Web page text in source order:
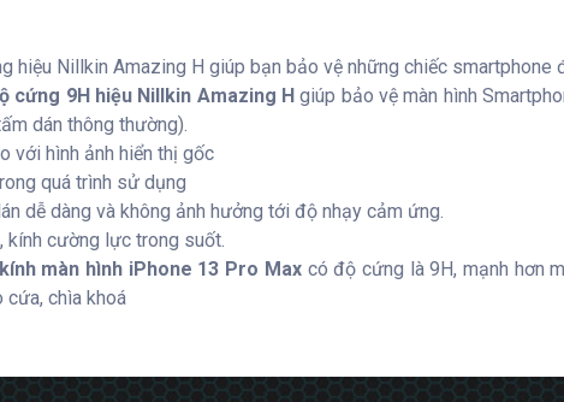
hiệu Nillkin Amazing H giúp bạn bảo vệ những chiếc smartphone
cứng 9H hiệu Nillkin Amazing H giúp bảo vệ màn hình
dán thông thường).
với hình ảnh hiển thị gốc
quá trình sử dụng
dễ dàng và không ảnh hưởng tới độ nhạy cảm ứng.
kính cường lực trong suốt.
màn hình iPhone 13 Pro Maxcó độ cứng là 9H, mạnh hơn
cứa, chìa khoá